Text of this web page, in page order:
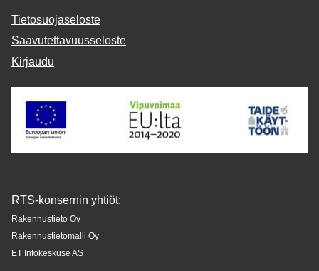
Tietosuojaseloste
Saavutettavuusseloste
Kirjaudu
RTS-konsernin yhtiöt:
Rakennustieto Oy
Rakennustietomalli Oy
ET Infokeskuse AS